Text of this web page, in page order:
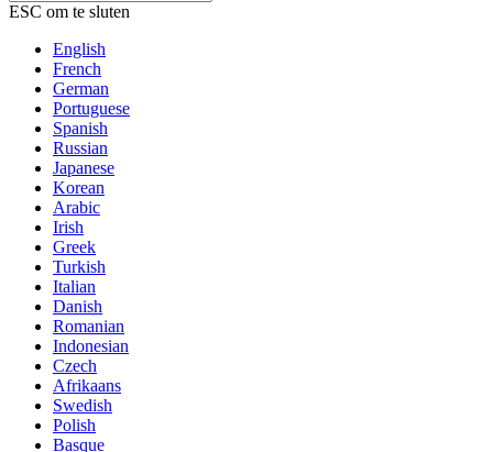
ESC om te sluten
English
French
German
Portuguese
Spanish
Russian
Japanese
Korean
Arabic
Irish
Greek
Turkish
Italian
Danish
Romanian
Indonesian
Czech
Afrikaans
Swedish
Polish
Basque